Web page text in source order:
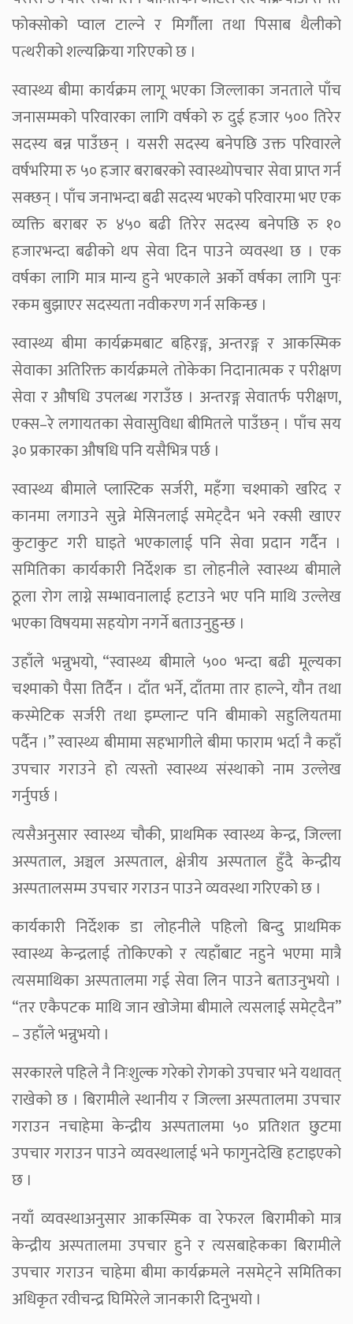
फोक्सोको प्वाल टाल्ने र मिर्गौला तथा पिसाब थैलीको
पत्थरीको शल्यक्रिया गरिएको छ ।
स्वास्थ्य बीमा कार्यक्रम लागू भएका जिल्लाका जनताले पाँच
जनासम्मको परिवारका लागि वर्षको रु दुई हजार ५०० तिरेर
सदस्य बन्न पाउँछन् । यसरी सदस्य बनेपछि उक्त परिवारले
वर्षभरिमा रु ५० हजार बराबरको स्वास्थ्योपचार सेवा प्राप्त गर्न
सक्छन् । पाँच जनाभन्दा बढी सदस्य भएको परिवारमा भए एक
व्यक्ति बराबर रु ४५० बढी तिरेर सदस्य बनेपछि रु १०
हजारभन्दा बढीको थप सेवा दिन पाउने व्यवस्था छ । एक
वर्षका लागि मात्र मान्य हुने भएकाले अर्को वर्षका लागि पुनः
रकम बुझाएर सदस्यता नवीकरण गर्न सकिन्छ ।
स्वास्थ्य बीमा कार्यक्रमबाट बहिरङ्ग, अन्तरङ्ग र आकस्मिक
सेवाका अतिरिक्त कार्यक्रमले तोकेका निदानात्मक र परीक्षण
सेवा र औषधि उपलब्ध गराउँछ । अन्तरङ्ग सेवातर्फ परीक्षण,
एक्स–रे लगायतका सेवासुविधा बीमितले पाउँछन् । पाँच सय
३० प्रकारका औषधि पनि यसैभित्र पर्छ ।
स्वास्थ्य बीमाले प्लास्टिक सर्जरी, महँगा चश्माको खरिद र
कानमा लगाउने सुन्ने मेसिनलाई समेट्दैन भने रक्सी खाएर
कुटाकुट गरी घाइते भएकालाई पनि सेवा प्रदान गर्दैन ।
समितिका कार्यकारी निर्देशक डा लोहनीले स्वास्थ्य बीमाले
ठूला रोग लाग्ने सम्भावनालाई हटाउने भए पनि माथि उल्लेख
भएका विषयमा सहयोग नगर्ने बताउनुहुन्छ ।
उहाँले भन्नुभयो, “स्वास्थ्य बीमाले ५०० भन्दा बढी मूल्यका
चश्माको पैसा तिर्दैन । दाँत भर्ने, दाँतमा तार हाल्ने, यौन तथा
कस्मेटिक सर्जरी तथा इम्प्लान्ट पनि बीमाको सहुलियतमा
पर्दैन ।” स्वास्थ्य बीमामा सहभागीले बीमा फाराम भर्दा नै कहाँ
उपचार गराउने हो त्यस्तो स्वास्थ्य संस्थाको नाम उल्लेख
गर्नुपर्छ ।
त्यसैअनुसार स्वास्थ्य चौकी, प्राथमिक स्वास्थ्य केन्द्र, जिल्ला
अस्पताल, अञ्चल अस्पताल, क्षेत्रीय अस्पताल हुँदै केन्द्रीय
अस्पतालसम्म उपचार गराउन पाउने व्यवस्था गरिएको छ ।
कार्यकारी निर्देशक डा लोहनीले पहिलो बिन्दु प्राथमिक
स्वास्थ्य केन्द्रलाई तोकिएको र त्यहाँबाट नहुने भएमा मात्रै
त्यसमाथिका अस्पतालमा गई सेवा लिन पाउने बताउनुभयो ।
“तर एकैपटक माथि जान खोजेमा बीमाले त्यसलाई समेट्दैन”
– उहाँले भन्नुभयो ।
सरकारले पहिले नै निःशुल्क गरेको रोगको उपचार भने यथावत्
राखेको छ । बिरामीले स्थानीय र जिल्ला अस्पतालमा उपचार
गराउन नचाहेमा केन्द्रीय अस्पतालमा ५० प्रतिशत छुटमा
उपचार गराउन पाउने व्यवस्थालाई भने फागुनदेखि हटाइएको
छ ।
नयाँ व्यवस्थाअनुसार आकस्मिक वा रेफरल बिरामीको मात्र
केन्द्रीय अस्पतालमा उपचार हुने र त्यसबाहेकका बिरामीले
उपचार गराउन चाहेमा बीमा कार्यक्रमले नसमेट्ने समितिका
अधिकृत रवीचन्द्र घिमिरेले जानकारी दिनुभयो ।